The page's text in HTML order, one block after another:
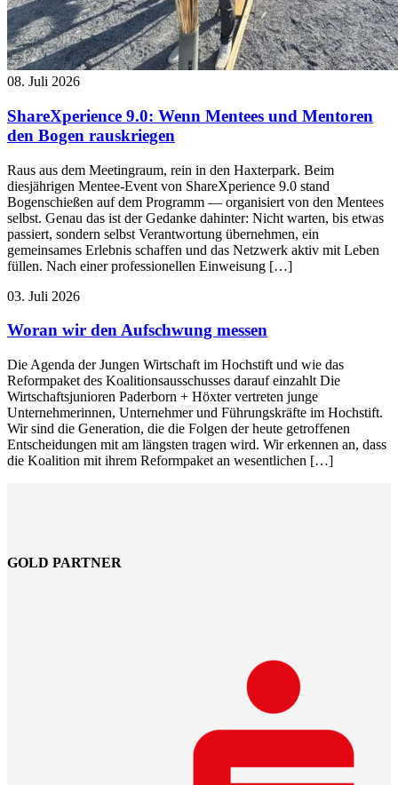
08. Juli 2026
ShareXperience 9.0: Wenn Mentees und Mentoren
den Bogen rauskriegen
Raus aus dem Meetingraum, rein in den Haxterpark. Beim
diesjährigen Mentee-Event von ShareXperience 9.0 stand
Bogenschießen auf dem Programm — organisiert von den Mentees
selbst. Genau das ist der Gedanke dahinter: Nicht warten, bis etwas
passiert, sondern selbst Verantwortung übernehmen, ein
gemeinsames Erlebnis schaffen und das Netzwerk aktiv mit Leben
füllen. Nach einer professionellen Einweisung […]
03. Juli 2026
Woran wir den Aufschwung messen
Die Agenda der Jungen Wirtschaft im Hochstift und wie das
Reformpaket des Koalitionsausschusses darauf einzahlt Die
Wirtschaftsjunioren Paderborn + Höxter vertreten junge
Unternehmerinnen, Unternehmer und Führungskräfte im Hochstift.
Wir sind die Generation, die die Folgen der heute getroffenen
Entscheidungen mit am längsten tragen wird. Wir erkennen an, dass
die Koalition mit ihrem Reformpaket an wesentlichen […]
GOLD PARTNER